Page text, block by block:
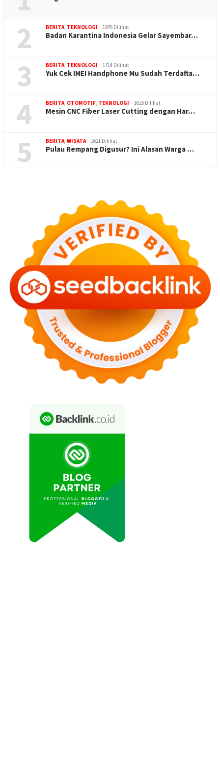
2 BERITA TEKNOLOGI 1976 Dilihat
Badan Karantina Indonesia Gelar Sayembar…
3 BERITA TEKNOLOGI 1714 Dilihat
Yuk Cek IMEI Handphone Mu Sudah Terdafta…
4 BERITA OTOMOTIF TEKNOLOGI 1625 Dilihat
Mesin CNC Fiber Laser Cutting dengan Har…
5 BERITA WISATA 1621 Dilihat
Pulau Rempang Digusur? Ini Alasan Warga …